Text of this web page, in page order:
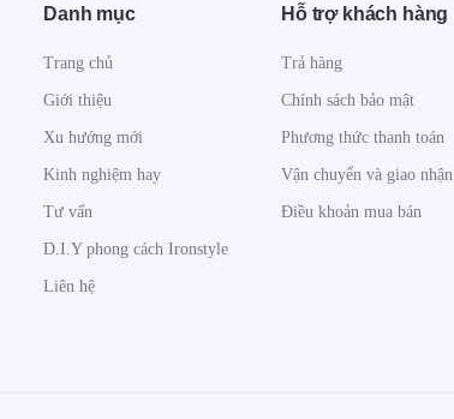
Danh mục
Trang chủ
Giới thiệu
Xu hướng mới
Kinh nghiệm hay
Tư vấn
D.I.Y phong cách Ironstyle
Liên hệ
Hỗ trợ khách hàng
Trả hàng
Chính sách bảo mật
Phương thức thanh toán
Vận chuyển và giao nhận
Điều khoản mua bán